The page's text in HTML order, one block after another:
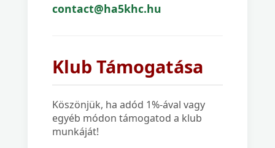
contact@ha5khc.hu
Klub Támogatása
Köszönjük, ha adód 1%-ával vagy
egyéb módon támogatod a klub
munkáját!